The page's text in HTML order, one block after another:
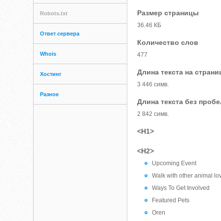
Robots.txt
Ответ сервера
Whois
Хостинг
Разное
Размер страницы
36.46 КБ
Количество слов
477
Длина текста на
3 446 симв.
Длина текста без
2 842 симв.
<H1>
<H2>
Upcoming Event
Walk with other animal
Ways To Get Involved
Featured Pets
Oren